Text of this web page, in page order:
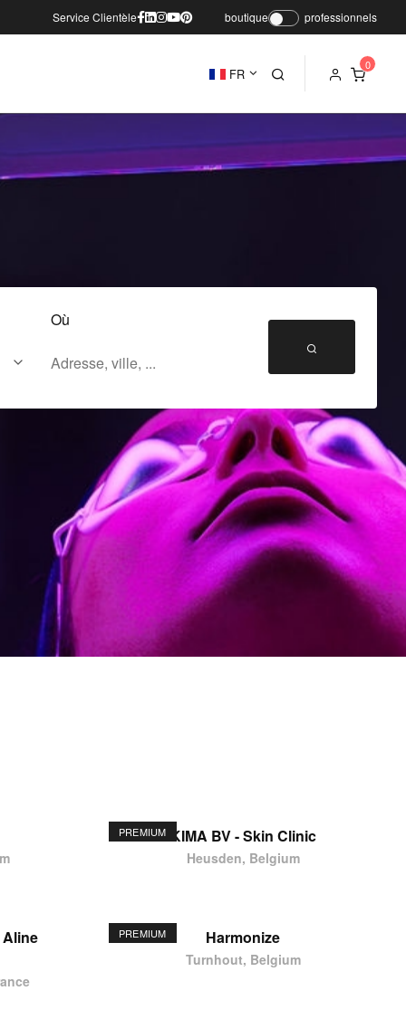
Service Clientèle boutique professionnels
FR
Où
PREMIUM KIMA BV - Skin Clinic
Heusden, Belgium
PREMIUM Harmonize
Turnhout, Belgium